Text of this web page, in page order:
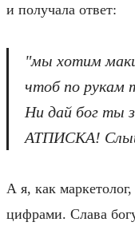
и получала ответ:
"мы хотим
чтоб по рукам
Ни дай бог ты
АТПИСКА!
А я, как
цифрами. Слава